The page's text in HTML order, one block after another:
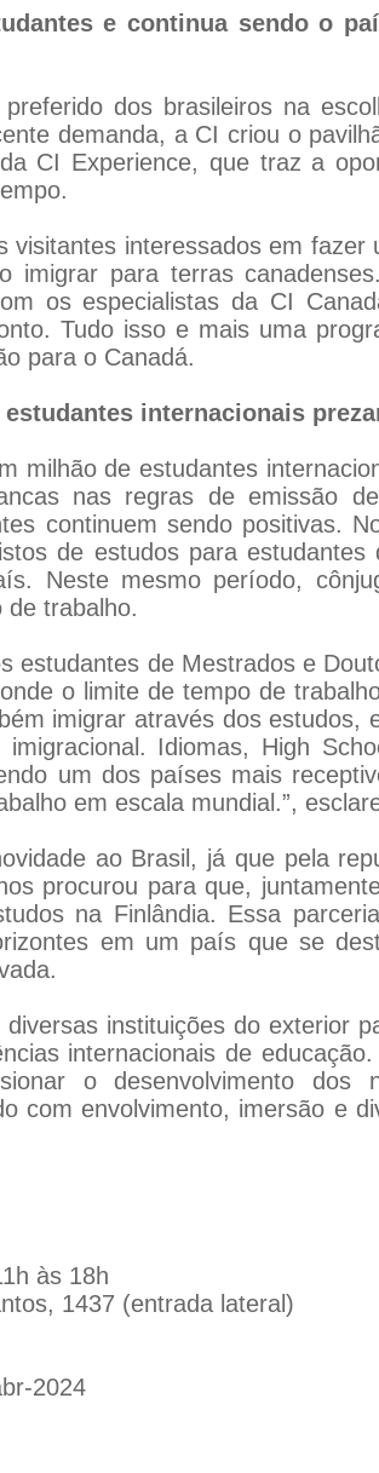
e continua sendo o
dos brasileiros na
demanda, a CI criou o
CI Experience, que traz a
visitantes interessados em
imigrar para terras
os especialistas da CI
Tudo isso e mais uma
para o Canadá.
internacionais
milhão de estudantes
nas regras de emissão
continuem sendo positivas.
de estudos para
Neste mesmo período,
de trabalho.
estudantes de Mestrados e
o limite de tempo de
imigrar através dos
Idiomas, High
um dos países mais
em escala mundial.”,
ao Brasil, já que pela
procurou para que,
na Finlândia. Essa
em um país que se
instituições do exterior
internacionais de
o desenvolvimento
com envolvimento, imersão e
às 18h
1437 (entrada lateral)
2024